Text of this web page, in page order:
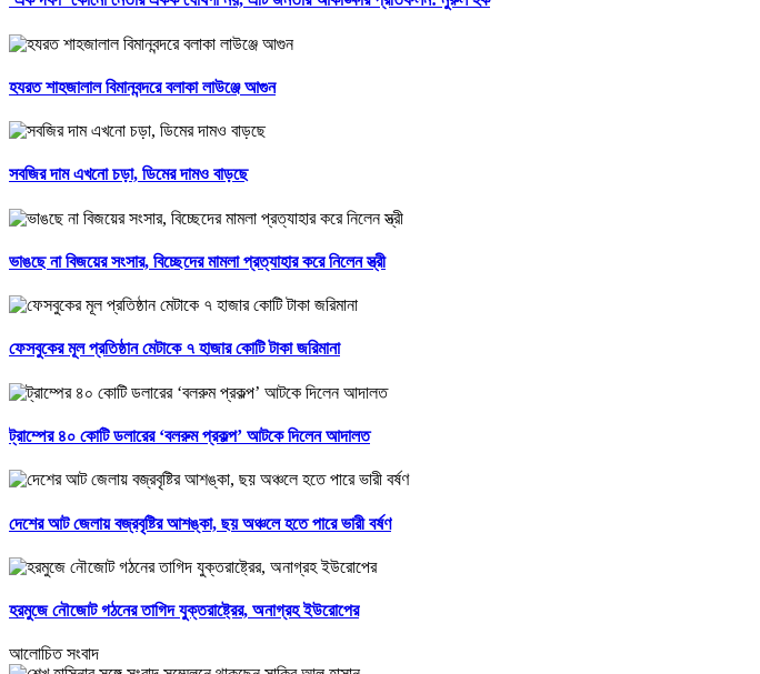
হযরত শাহজালাল বিমানবন্দরে বলাকা লাউঞ্জে আগুন
সবজির দাম এখনো চড়া, ডিমের দামও বাড়ছে
ভাঙছে না বিজয়ের সংসার, বিচ্ছেদের মামলা প্রত্যাহার করে নিলেন স্ত্রী
ফেসবুকের মূল প্রতিষ্ঠান মেটাকে ৭ হাজার কোটি টাকা জরিমানা
ট্রাম্পের ৪০ কোটি ডলারের ‘বলরুম প্রকল্প’ আটকে দিলেন আদালত
দেশের আট জেলায় বজ্রবৃষ্টির আশঙ্কা, ছয় অঞ্চলে হতে পারে ভারী বর্ষণ
হরমুজে নৌজোট গঠনের তাগিদ যুক্তরাষ্ট্রের, অনাগ্রহ ইউরোপের
আলোচিত সংবাদ